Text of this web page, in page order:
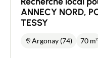
ANNECY NORD,
TESSY
Argonay (74) 70 m²